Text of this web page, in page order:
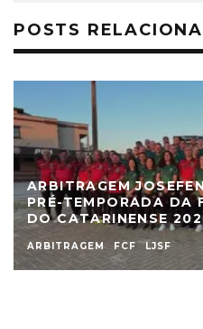
POSTS
ARBITRAGEM
PRÉ-TEMPORADA DA
DO CATARINENSE
ARBITRAGEM FCF LJSF